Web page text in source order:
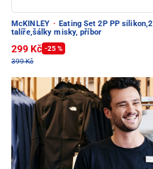
McKINLEY · Eating Set 2P PP silikon,2
talíře,šálky misky, příbor
299 Kč -25 %
399 Kč